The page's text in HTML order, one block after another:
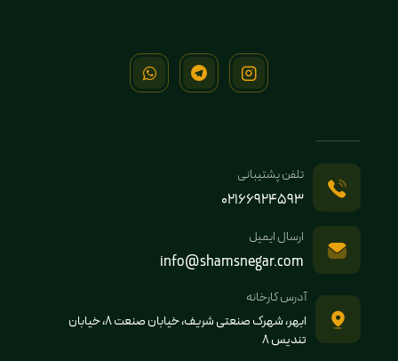
تلفن پشتیبانی
02166924593
ارسال ایمیل
info@shamsnegar.com
آدرس کارخانه
ابهر، شهرک صنعتی شریف، خیابان صنعت 8، خیابان
تندیس 8